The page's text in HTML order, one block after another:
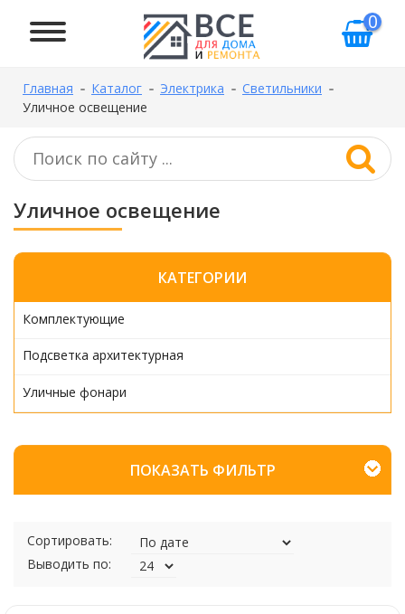
0
Главная Каталог Электрика
Светильники
Уличное освещение
Уличное освещение
КАТЕГОРИИ
Комплектующие
Подсветка архитектурная
Уличные фонари
ПОКАЗАТЬ ФИЛЬТР
Сортировать:
Выводить по: